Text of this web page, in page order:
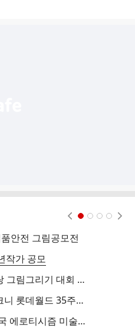
안전 그림공모전
작가 공모
[그림 공모전] 제 4회 나무사랑 그림그리기 대회 공모전
[미술 공모전] 롯데월드 X 키크니 롯데월드 35주년 기념 팬아트 콘테스트
[미술 공모전] 제10회 대한민국 에로티시즘 미술대전